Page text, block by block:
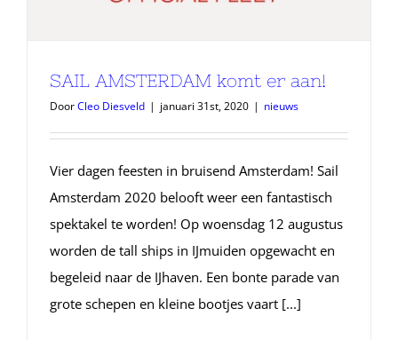
SAIL AMSTERDAM komt er aan!
DoorCleo Diesveld | januari 31st, 2020 | nieuws
Vier dagen feesten in bruisend Amsterdam! Sail
Amsterdam 2020 belooft weer een fantastisch
spektakel te worden! Op woensdag 12 augustus
worden de tall ships in IJmuiden opgewacht en
begeleid naar de IJhaven. Een bonte parade van
grote schepen en kleine bootjes vaart [...]